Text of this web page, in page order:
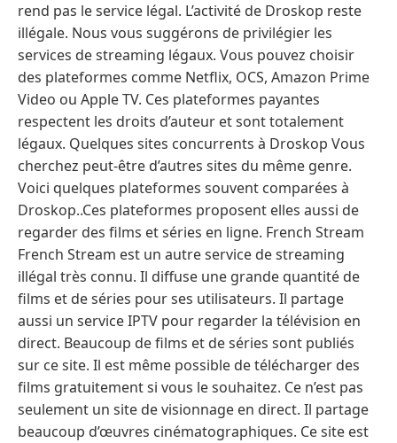
rend pas le service légal. L’activité de Droskop reste
illégale. Nous vous suggérons de privilégier les
services de streaming légaux. Vous pouvez choisir
des plateformes comme Netflix, OCS, Amazon Prime
Video ou Apple TV. Ces plateformes payantes
respectent les droits d’auteur et sont totalement
légaux. Quelques sites concurrents à Droskop Vous
cherchez peut-être d’autres sites du même genre.
Voici quelques plateformes souvent comparées à
Droskop..Ces plateformes proposent elles aussi de
regarder des films et séries en ligne. French Stream
French Stream est un autre service de streaming
illégal très connu. Il diffuse une grande quantité de
films et de séries pour ses utilisateurs. Il partage
aussi un service IPTV pour regarder la télévision en
direct. Beaucoup de films et de séries sont publiés
sur ce site. Il est même possible de télécharger des
films gratuitement si vous le souhaitez. Ce n’est pas
seulement un site de visionnage en direct. Il partage
beaucoup d’œuvres cinématographiques. Ce site est